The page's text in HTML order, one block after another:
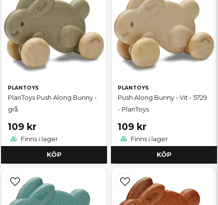
PLANTOYS
PlanToys Push Along Bunny -
grå
109 kr
Finns i lager
KÖP
PLANTOYS
Push Along Bunny - Vit - 5729
- PlanToys
109 kr
Finns i lager
KÖP